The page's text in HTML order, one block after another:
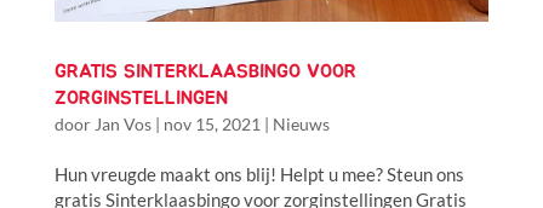
GRATIS SINTERKLAASBINGO VOOR
ZORGINSTELLINGEN
door Jan Vos| nov 15, 2021 | Nieuws
Hun vreugde maakt ons blij! Helpt u mee? Steun ons
gratis Sinterklaasbingo voor zorginstellingen Gratis